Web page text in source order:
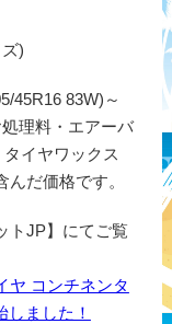
)
45R16 83W)～
理料・エアーバ
イヤワックス
だ価格です。
トJP】にてご覧
ヤ コンチネンタ
ました！